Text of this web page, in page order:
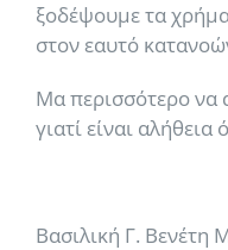
ξοδέψουμε τα
στον εαυτό
Μα περισσότερο να
γιατί είναι
Βασιλική Γ. Βενέτη